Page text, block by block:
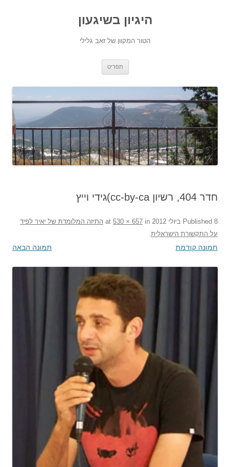
היגיון בשיגעון
הטור המקוון של זאב גלילי
תפריט
חדר 404, רשיון cc-by-ca)גידי וייץ
Published 8 ביולי 2012 530 × 657 in
התיזה המלומדת של יאיר לפיד
על התקשורת הישראלית
תמונה קודמת תמונה הבאה